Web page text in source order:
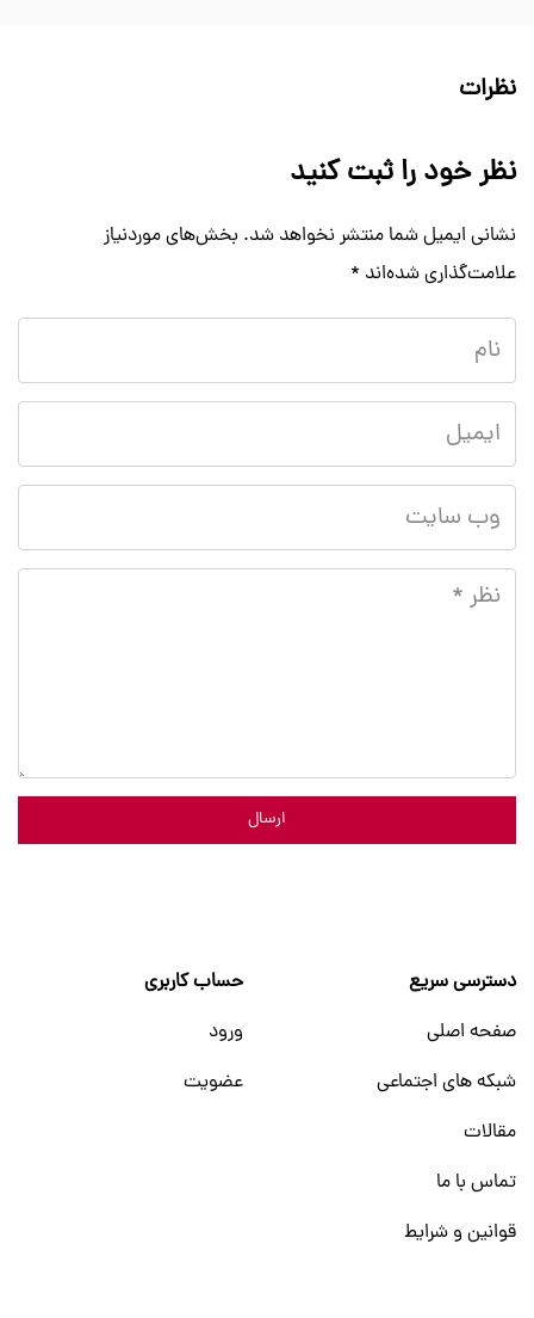
نظرات
نظر خود را ثبت کنید
نشانی ایمیل شما منتشر نخواهد شد. بخش‌های موردنیاز
علامت‌گذاری شده‌اند *
ارسال
دسترسی سریع
صفحه اصلی
شبکه های اجتماعی
مقالات
تماس با ما
قوانین و شرایط
حساب کاربری
ورود
عضویت